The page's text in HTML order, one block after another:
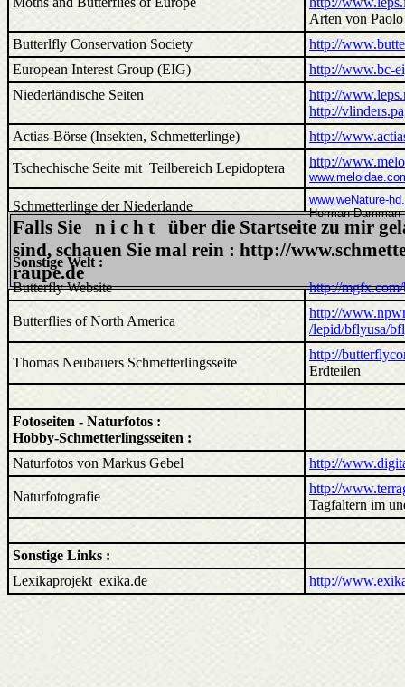
Arten von
Butterlfly Conservation Society
http://
European Interest Group (EIG)
http://www.bc-
Niederländische Seiten
http://
http://
Actias-Börse (Insekten, Schmetterlinge)
http://
Tschechische Seite mit Teilbereich Lepidoptera http://
Schmetterlinge der Niederlande
www.weNature-
Herman
Sonstige Welt :
Butterfly Website
http://
Butterflies of North America
http://
/lepid/bflyusa/
Thomas Neubauers Schmetterlingsseite
http://
Erdteilen
Fotoseiten - Naturfotos :
Hobby-Schmetterlingsseiten :
Naturfotos von Markus Gebel
http://
Naturfotografie
http://
Tagfaltern im
Sonstige Links :
Lexikaprojekt exika.de
http://
Falls Sie n i c h t über die Startseite zu mir
sind, schauen Sie mal rein : http://
raupe.de